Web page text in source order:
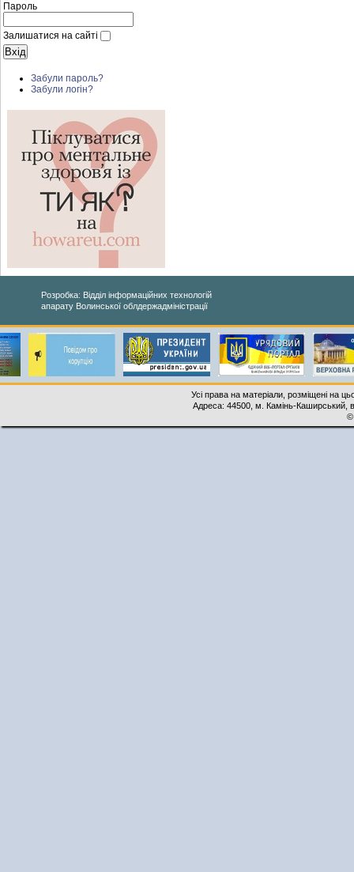
Пароль
Залишатися на сайті
Забули пароль?
Забули логін?
Розробка: Відділ інформаційних технологій
апарату Волинської облдержадміністрації
Усі права на матеріали, розміщені на
Адреса: 44500, м. Камінь-Каширський,
©